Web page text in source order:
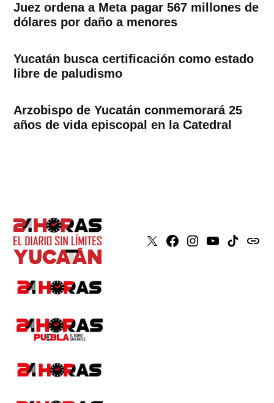
Juez ordena a Meta pagar 567 millones de
dólares por daño a menores
Yucatán busca certificación como estado
libre de paludismo
Arzobispo de Yucatán conmemorará 25
años de vida episcopal en la Catedral
X Faceboook
Instagram
YoutubeTiktokissuu